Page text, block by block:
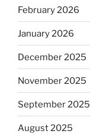
February 2026
January 2026
December 2025
November 2025
September 2025
August 2025